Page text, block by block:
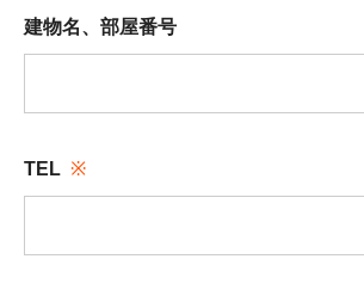
建物名、部屋番号
TEL